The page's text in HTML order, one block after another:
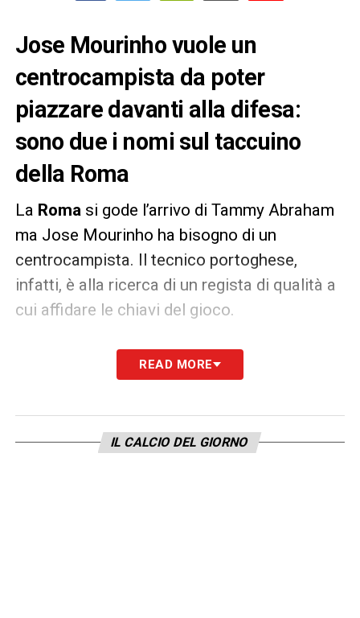
Jose Mourinho vuole un
centrocampista da poter
piazzare davanti alla difesa:
sono due i nomi sul taccuino
della Roma
La Roma si gode l’arrivo di Tammy Abraham
ma Jose Mourinho ha bisogno di un
centrocampista. Il tecnico portoghese,
infatti, è alla ricerca di un regista di qualità a
cui affidare le chiavi del gioco.
Come riporta ilCorriere dello Sport
sono due i nomi sul taccuino dello
Moenchgladbac.
READ MORE
IL CALCIO DEL GIORNO